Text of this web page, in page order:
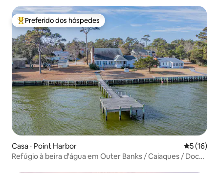
Entre os melhores preferidos dos hóspedes
Preferido dos hóspedes
Casa ⋅ Point Harbor 5 de uma
5 (16)
Refúgio à beira d'água em Outer Banks / Caiaques / Doca /